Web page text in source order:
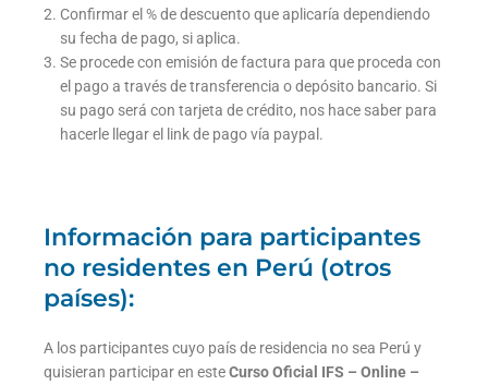
Confirmar el % de descuento que aplicaría dependiendo
su fecha de pago, si aplica.
Se procede con emisión de factura para que proceda con
el pago a través de transferencia o depósito bancario. Si
su pago será con tarjeta de crédito, nos hace saber para
hacerle llegar el link de pago vía paypal.
Información para participantes
no residentes en Perú (otros
países):
A los participantes cuyo país de residencia no sea Perú y
quisieran participar en esteCurso Oficial IFS – Online –